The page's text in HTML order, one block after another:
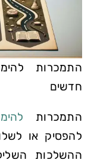
התמכרות
‌חדשים
התמכרות
להפסיק או
ההשלכות